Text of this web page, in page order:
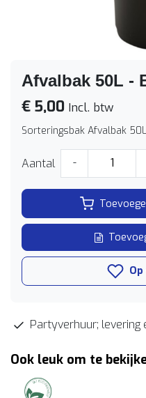
Afvalbak 50L -
€ 5,00 Incl. btw
Sorteringsbak Afvalbak
Aantal -
Partyverhuur; levering
Ook leuk om te